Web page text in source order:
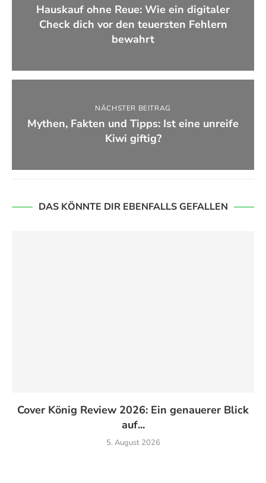
Hauskauf ohne Reue: Wie ein digitaler
Check dich vor den teuersten Fehlern
bewahrt
NÄCHSTER BEITRAG
Mythen, Fakten und Tipps: Ist eine unreife
Kiwi giftig?
DAS KÖNNTE DIR EBENFALLS GEFALLEN
Cover König Review 2026: Ein genauerer Blick
auf...
5. August 2026